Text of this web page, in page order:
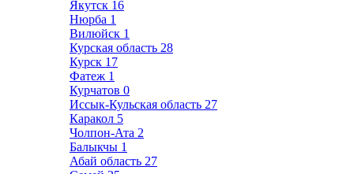
Якутск 16
Нюрба 1
Вилюйск 1
Курская область 28
Курск 17
Фатеж 1
Курчатов 0
Иссык-Кульская область 27
Каракол 5
Чолпон-Ата 2
Балыкчы 1
Абай область 27